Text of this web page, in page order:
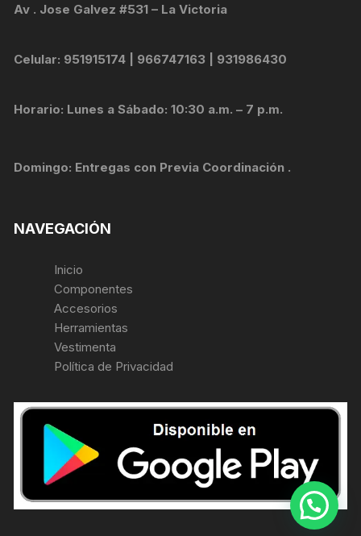
Av . Jose Galvez #531 – La Victoria
Celular: 951915174 | 966747163 | 931986430
Horario: Lunes a Sábado: 10:30 a.m. – 7 p.m.
Domingo: Entregas con Previa Coordinación .
NAVEGACIÓN
Inicio
Componentes
Accesorios
Herramientas
Vestimenta
Política de Privacidad